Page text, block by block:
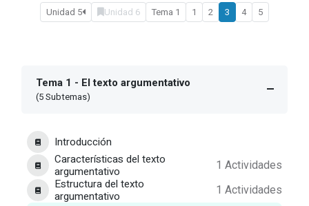
Unidad 5 Unidad 6 Tema 1 1 2 3 4 5
Tema 1 - El texto argumentativo
(5 Subtemas)
Introducción
Características del texto
argumentativo
1 Actividades
Estructura del texto
argumentativo
1 Actividades